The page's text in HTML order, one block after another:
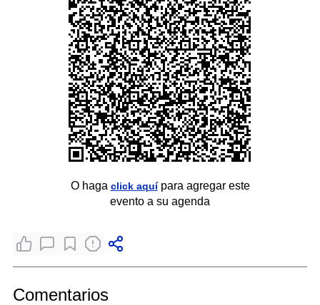
O haga click aquípara agregar este
evento a su agenda
Comentarios